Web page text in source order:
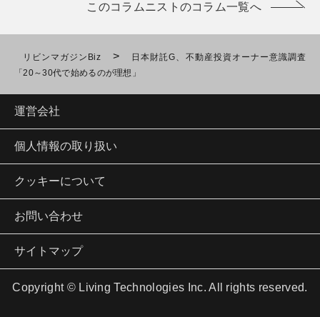
このコラムニストのコラム一覧へ
リビンマガジンBiz >
日本財託G、不動産投資オーナー意識調査
「20～30代で始めるのが理想」
運営会社
個人情報の取り扱い
クッキーについて
お問い合わせ
サイトマップ
Copyright © Living Technologies Inc. All rights reserved.